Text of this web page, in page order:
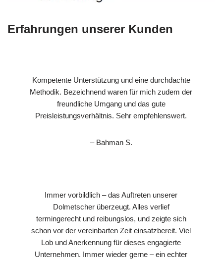
Erfahrungen unserer Kunden
Kompetente Unterstützung und eine durchdachte
Methodik. Bezeichnend waren für mich zudem der
freundliche Umgang und das gute
Preisleistungsverhältnis. Sehr empfehlenswert.
– Bahman S.
Immer vorbildlich – das Auftreten unserer
Dolmetscher überzeugt. Alles verlief
termingerecht und reibungslos, und zeigte sich
schon vor der vereinbarten Zeit einsatzbereit. Viel
Lob und Anerkennung für dieses engagierte
Unternehmen. Immer wieder gerne – ein echter